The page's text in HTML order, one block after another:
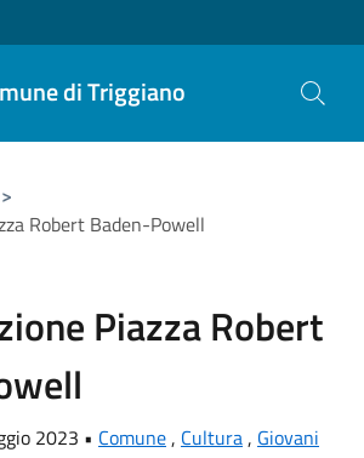
di Triggiano
>
Robert Baden-Powell
Piazza Robert
2023 • Comune, Cultura, Giovani